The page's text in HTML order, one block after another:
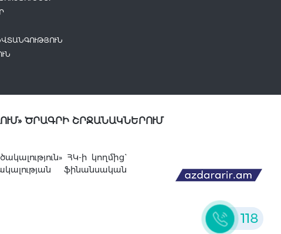
ԾՐԱԳՐԻ ՇՐՋԱՆԱԿՆԵՐՈՒՄ
ՀԿ-ի կողմից`
ֆինանսական
118